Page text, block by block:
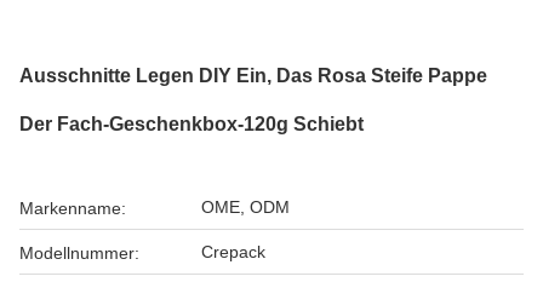
Ausschnitte Legen DIY Ein, Das Rosa Steife Pappe
Der Fach-Geschenkbox-120g Schiebt
Markenname: OME, ODM
Modellnummer: Crepack